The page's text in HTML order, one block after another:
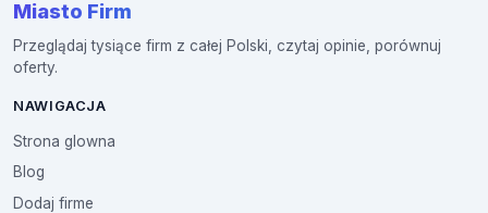
Miasto Firm
Przeglądaj tysiące firm z całej Polski, czytaj opinie, porównuj
oferty.
NAWIGACJA
Strona glowna
Blog
Dodaj firme